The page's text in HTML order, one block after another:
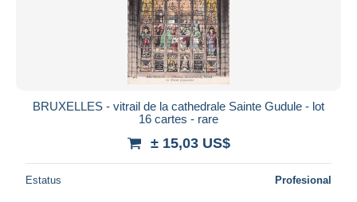
BRUXELLES - vitrail de la cathedrale Sainte Gudule - lot
16 cartes - rare
± 15,03 US$
Estatus Profesional